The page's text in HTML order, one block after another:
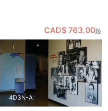
CAD$ 763.00起
4D3N-A